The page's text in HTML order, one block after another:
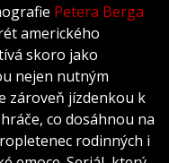
Petera Berga
amerického
skoro jako
nejen nutným
zároveň jízdenkou k
co dosáhnou na
rodinných i